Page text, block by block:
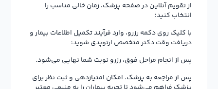
از تقویم آنلاین در صفحه پزشک، زمان خالی مناسب را
انتخاب کنید؛
با کلیک روی دکمه رزرو، وارد فرآیند تکمیل اطلاعات بیمار و
دریافت وقت دکتر متخصص ارتوپدی شوید؛
پس از انجام مراحل فوق، رزرو نوبت شما نهایی می‌شود.
پس از مراجعه به پزشک، امکان امتیازدهی و ثبت نظر برای